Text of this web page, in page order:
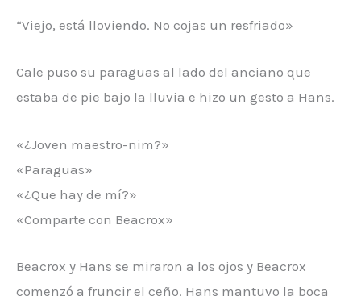
“Viejo, está lloviendo. No cojas un resfriado»
Cale puso su paraguas al lado del anciano que
estaba de pie bajo la lluvia e hizo un gesto a Hans.
«¿Joven maestro-nim?»
«Paraguas»
«¿Que hay de mí?»
«Comparte con Beacrox»
Beacrox y Hans se miraron a los ojos y Beacrox
comenzó a fruncir el ceño. Hans mantuvo la boca